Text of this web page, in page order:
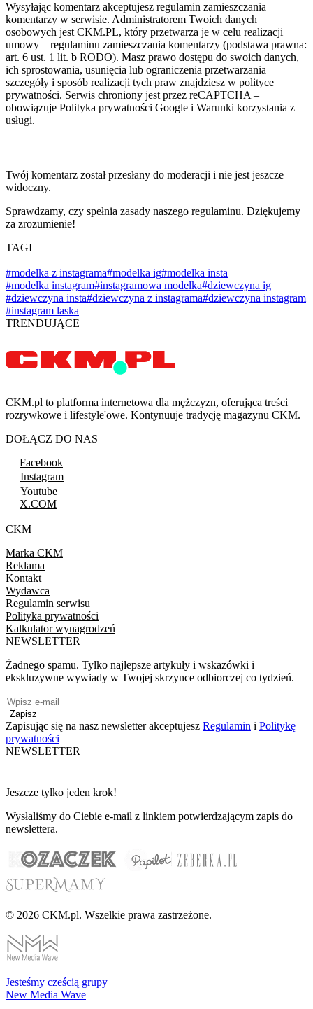
Wysyłając komentarz akceptujesz regulamin zamieszczania
komentarzy w serwisie. Administratorem Twoich danych
osobowych jest CKM.PL, który przetwarza je w celu realizacji
umowy – regulaminu zamieszczania komentarzy (podstawa prawna:
art. 6 ust. 1 lit. b RODO). Masz prawo dostępu do swoich danych,
ich sprostowania, usunięcia lub ograniczenia przetwarzania –
szczegóły i sposób realizacji tych praw znajdziesz w polityce
prywatności. Serwis chroniony jest przez reCAPTCHA –
obowiązuje Polityka prywatności Google i Warunki korzystania z
usługi.
Twój komentarz został przesłany do moderacji i nie jest jeszcze
widoczny.
Sprawdzamy, czy spełnia zasady naszego regulaminu. Dziękujemy
za zrozumienie!
TAGI
#modelka z instagrama#modelka ig#modelka insta
#modelka instagram#instagramowa modelka#dziewczyna ig
#dziewczyna insta#dziewczyna z instagrama#dziewczyna instagram
#instagram laska
TRENDUJĄCE
CKM.pl to platforma internetowa dla mężczyzn, oferująca treści
rozrywkowe i lifestyle'owe. Kontynuuje tradycję magazynu CKM.
DOŁĄCZ DO NAS
Facebook
Instagram
Youtube
X.COM
CKM
Marka CKM
Reklama
Kontakt
Wydawca
Regulamin serwisu
Polityka prywatności
Kalkulator wynagrodzeń
NEWSLETTER
Żadnego spamu. Tylko najlepsze artykuły i wskazówki i
ekskluzywne wywiady w Twojej skrzynce odbiorczej co tydzień.
Zapisz
Zapisując się na nasz newsletter akceptujesz Regulamin i Politykę
prywatności
NEWSLETTER
Jeszcze tylko jeden krok!
Wysłaliśmy do Ciebie e-mail z linkiem potwierdzającym zapis do
newslettera.
© 2026 CKM.pl. Wszelkie prawa zastrzeżone.
Jesteśmy cześcią grupy
New Media Wave